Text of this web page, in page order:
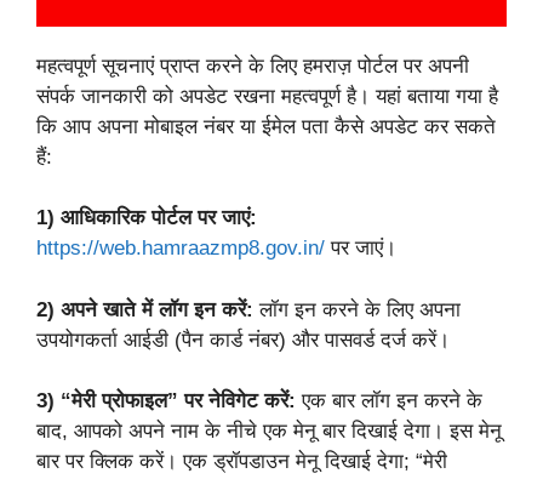
महत्वपूर्ण सूचनाएं प्राप्त करने के लिए हमराज़ पोर्टल पर अपनी
संपर्क जानकारी को अपडेट रखना महत्वपूर्ण है। यहां बताया गया है
कि आप अपना मोबाइल नंबर या ईमेल पता कैसे अपडेट कर सकते
हैं:
1) आधिकारिक पोर्टल पर जाएं:
https://web.hamraazmp8.gov.in/ पर जाएं।
2) अपने खाते में लॉग इन करें: लॉग इन करने के लिए अपना
उपयोगकर्ता आईडी (पैन कार्ड नंबर) और पासवर्ड दर्ज करें।
3) “मेरी प्रोफाइल” पर नेविगेट करें: एक बार लॉग इन करने के
बाद, आपको अपने नाम के नीचे एक मेनू बार दिखाई देगा। इस मेनू
बार पर क्लिक करें। एक ड्रॉपडाउन मेनू दिखाई देगा; “मेरी